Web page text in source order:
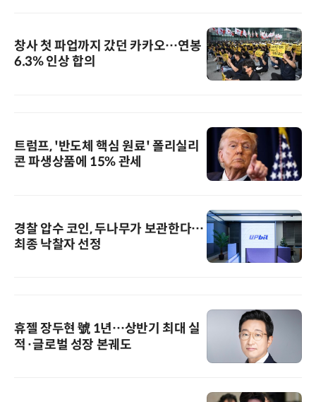
창사 첫 파업까지 갔던 카카오…연봉
6.3% 인상 합의
트럼프, '반도체 핵심 원료' 폴리실리
콘 파생상품에 15% 관세
경찰 압수 코인, 두나무가 보관한다…
최종 낙찰자 선정
휴젤 장두현 號 1년…상반기 최대 실
적·글로벌 성장 본궤도